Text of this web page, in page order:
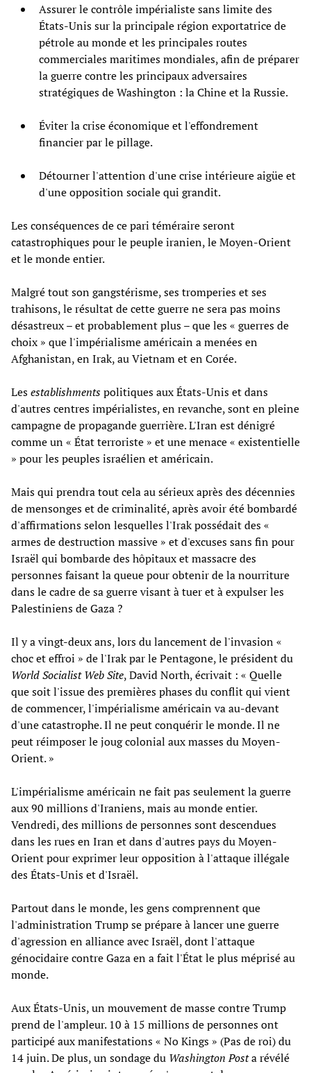
Assurer le contrôle impérialiste sans limite des
États-Unis sur la principale région exportatrice de
pétrole au monde et les principales routes
commerciales maritimes mondiales, afin de préparer
la guerre contre les principaux adversaires
stratégiques de Washington : la Chine et la Russie.
Éviter la crise économique et l'effondrement
financier par le pillage.
Détourner l'attention d'une crise intérieure aigüe et
d'une opposition sociale qui grandit.
Les conséquences de ce pari téméraire seront
catastrophiques pour le peuple iranien, le Moyen-Orient
et le monde entier.
Malgré tout son gangstérisme, ses tromperies et ses
trahisons, le résultat de cette guerre ne sera pas moins
désastreux – et probablement plus – que les « guerres de
choix » que l'impérialisme américain a menées en
Afghanistan, en Irak, au Vietnam et en Corée.
Lesestablishmentspolitiques aux États-Unis et dans
d'autres centres impérialistes, en revanche, sont en pleine
campagne de propagande guerrière. L'Iran est dénigré
comme un « État terroriste » et une menace « existentielle
» pour les peuples israélien et américain.
Mais qui prendra tout cela au sérieux après des décennies
de mensonges et de criminalité, après avoir été bombardé
d'affirmations selon lesquelles l'Irak possédait des «
armes de destruction massive » et d'excuses sans fin pour
Israël qui bombarde des hôpitaux et massacre des
personnes faisant la queue pour obtenir de la nourriture
dans le cadre de sa guerre visant à tuer et à expulser les
Palestiniens de Gaza ?
Il y a vingt-deux ans, lors du lancement de l'invasion «
choc et effroi » de l'Irak par le Pentagone, le président du
World Socialist Web Site, David North, écrivait : « Quelle
que soit l'issue des premières phases du conflit qui vient
de commencer, l'impérialisme américain va au-devant
d'une catastrophe. Il ne peut conquérir le monde. Il ne
peut réimposer le joug colonial aux masses du Moyen-
Orient. »
L'impérialisme américain ne fait pas seulement la guerre
aux 90 millions d'Iraniens, mais au monde entier.
Vendredi, des millions de personnes sont descendues
dans les rues en Iran et dans d'autres pays du Moyen-
Orient pour exprimer leur opposition à l'attaque illégale
des États-Unis et d'Israël.
Partout dans le monde, les gens comprennent que
l'administration Trump se prépare à lancer une guerre
d'agression en alliance avec Israël, dont l'attaque
génocidaire contre Gaza en a fait l'État le plus méprisé au
monde.
Aux États-Unis, un mouvement de masse contre Trump
prend de l'ampleur. 10 à 15 millions de personnes ont
participé aux manifestations « No Kings » (Pas de roi) du
14 juin. De plus, un sondage du Washington Posta révélé